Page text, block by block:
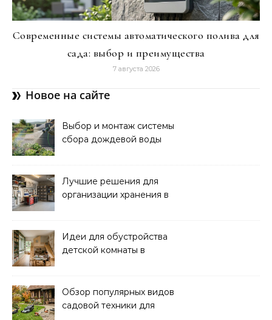
Современные системы автоматического полива для
сада: выбор и преимущества
7 августа 2026
Новое на сайте
Выбор и монтаж системы
сбора дождевой воды
Лучшие решения для
организации хранения в
Идеи для обустройства
детской комнаты в
Обзор популярных видов
садовой техники для